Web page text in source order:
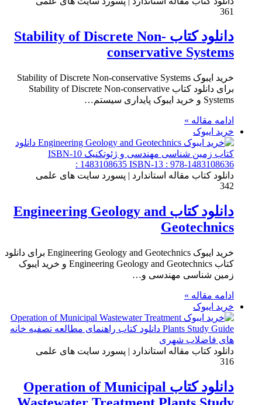
361
دانلود کتاب Stability of Discrete Non-
conservative Systems
خرید ایبوک Stability of Discrete Non-conservative Systems
برای دانلود کتاب Stability of Discrete Non-conservative
Systems و خرید ایبوک پایداری سیستم…
ادامه مقاله »
خرید ایبوک
دانلود کتاب مقاله استاندارد | پسورد سایت های علمی
342
دانلود کتاب Engineering Geology and
Geotechnics
خرید ایبوک Engineering Geology and Geotechnics برای دانلود
کتاب Engineering Geology and Geotechnics و خرید ایبوک
زمین شناسی مهندسی و…
ادامه مقاله »
خرید ایبوک
دانلود کتاب مقاله استاندارد | پسورد سایت های علمی
316
دانلود کتاب Operation of Municipal